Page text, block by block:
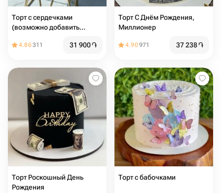
Торт с сердечками
(возможно добавить
4.86311 31 900֏
Торт С Днём Рождения,
Миллионер
4.90971 37 238֏
Торт Роскошный День
Рождения
Торт с бабочками